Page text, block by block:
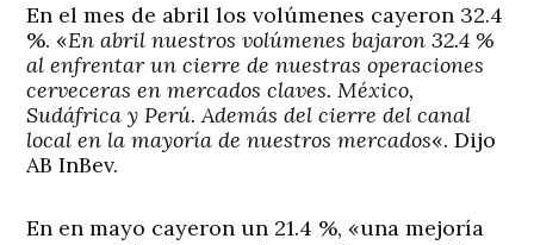
En el mes de abril los volúmenes cayeron 32.4
%. «En abril nuestros volúmenes bajaron 32.4 %
al enfrentar un cierre de nuestras operaciones
cerveceras en mercados claves. México,
Sudáfrica y Perú. Además del cierre del canal
local en la mayoría de nuestros mercados«. Dijo
AB InBev.
En en mayo cayeron un 21.4 %, «una mejoría